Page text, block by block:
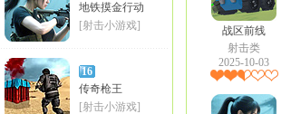
地铁摸金行动
[射击小游戏]
16
传奇枪王
[射击小游戏]
战区前线
射击类
2025-10-03